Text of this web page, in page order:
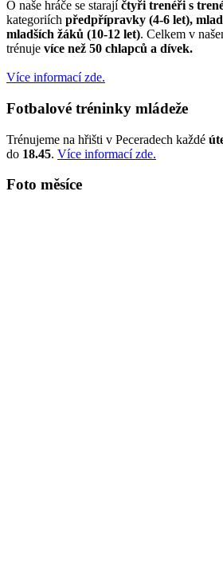
O naše hráče se starajíčtyři trenéři s
kategoriích předpřípravky (4-6 let),
mladších žáků (10-12 let). Celkem v
trénuje více než 50 chlapců a dívek.
Více informací zde.
Fotbalové tréninky mládeže
Trénujeme na hřišti v Peceradech každé
do 18.45. Více informací zde.
Foto měsíce